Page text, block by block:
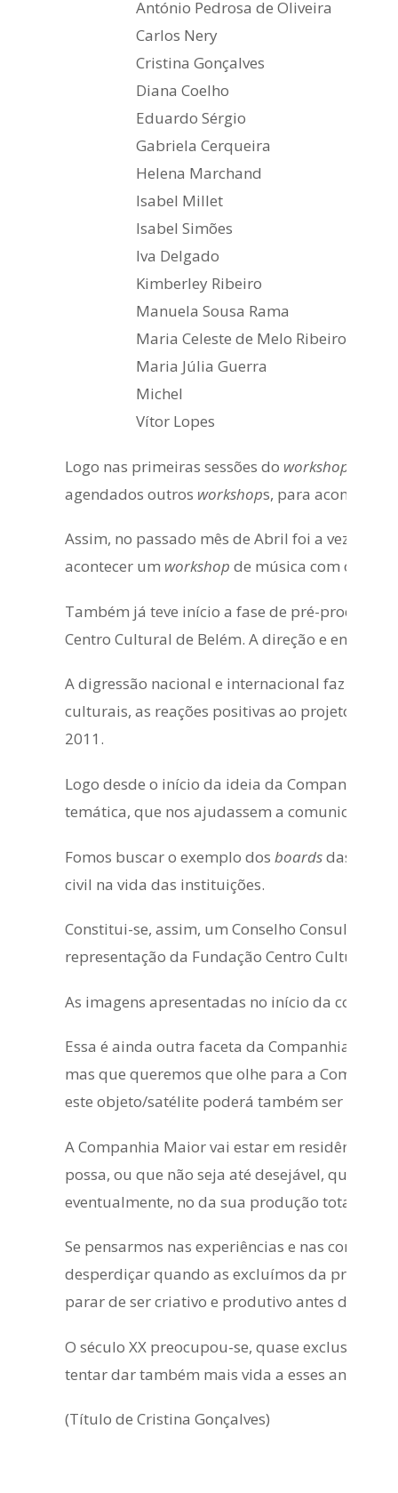
António Pedrosa de Oliveira
Carlos Nery
Cristina Gonçalves
Diana Coelho
Eduardo Sérgio
Gabriela Cerqueira
Helena Marchand
Isabel Millet
Isabel Simões
Iva Delgado
Kimberley Ribeiro
Manuela Sousa Rama
Maria Celeste de Melo Ribeiro
Maria Júlia Guerra
Michel
Vítor Lopes
Logo nas primeiras sessões do workshop
agendados outros workshops, para acontecer
Assim, no passado mês de Abril foi a vez de o
acontecer um workshop de música com o João
Também já teve início a fase de pré-
Centro Cultural de Belém. A direção e
A digressão nacional e internacional faz parte
culturais, as reações positivas ao projeto têm
2011.
Logo desde o início da ideia da Companhia,
temática, que nos ajudassem a comunicá-la
Fomos buscar o exemplo dos boardsdas
civil na vida das instituições.
Constitui-se, assim, um Conselho Consultivo
representação da Fundação Centro Cultural
As imagens apresentadas no início da
Essa é ainda outra faceta da Companhia,
mas que queremos que olhe para a
este objeto/satélite poderá também ser de
A Companhia Maior vai estar em residência
possa, ou que não seja até desejável, que
eventualmente, no da sua produção total.
Se pensarmos nas experiências e nas
desperdiçar quando as excluímos da
parar de ser criativo e produtivo antes da
O século XX preocupou-se, quase
tentar dar também mais vida a esses anos.
(Título de Cristina Gonçalves)